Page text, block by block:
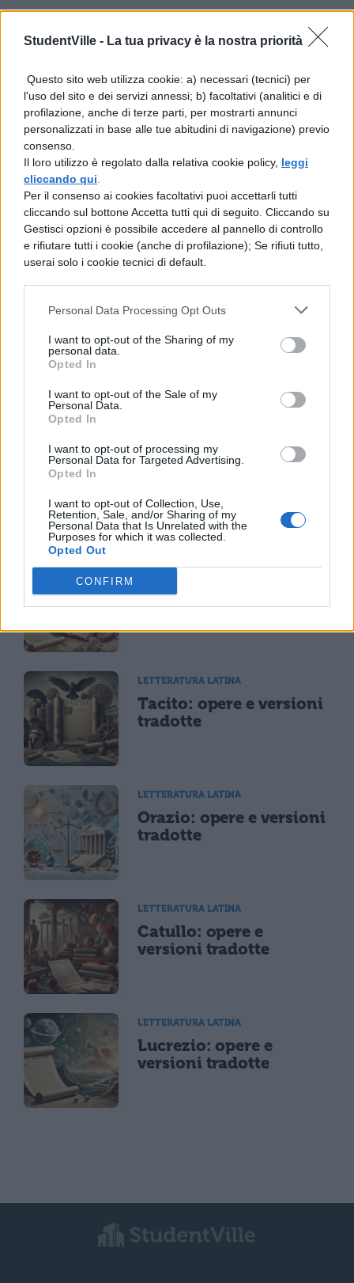
StudentVille - La tua privacy è la nostra priorità
Questo sito web utilizza cookie: a) necessari (tecnici) per
l'uso del sito e dei servizi annessi; b) facoltativi (analitici e di
profilazione, anche di terze parti, per mostrarti annunci
personalizzati in base alle tue abitudini di navigazione) previo
consenso.
Il loro utilizzo è regolato dalla relativa cookie policy, leggi
cliccando qui
Per il consenso ai cookies facoltativi puoi accettarli tutti
cliccando sul bottone Accetta tutti qui di seguito. Cliccando su
Gestisci opzioni è possibile accedere al pannello di controllo
e rifiutare tutti i cookie (anche di profilazione); Se rifiuti tutto,
userai solo i cookie tecnici di default.
Personal Data Processing Opt Outs
I want to opt-out of the Sharing of my
personal data.
Opted In
I want to opt-out of the Sale of my
Personal Data.
Opted In
I want to opt-out of processing my
Personal Data for Targeted Advertising.
Opted In
I want to opt-out of Collection, Use,
Retention, Sale, and/or Sharing of my
Personal Data that Is Unrelated with the
Purposes for which it was collected.
Opted Out
CONFIRM
mostro dell'occhio e uscì incolume dalla
triste grotta con i compagni superstiti
TI POTREBBE INTERESSARE
LETTERATURA LATINA
La Commedia di Plauto
LETTERATURA LATINA
LETTERATURA LATINA
LETTERATURA LATINA
Tibullo: opere e
versioni tradotte
LETTERATURA LATINA
Tacito: opere e versioni
tradotte
LETTERATURA LATINA
Orazio: opere e versioni
tradotte
LETTERATURA LATINA
Catullo: opere e
versioni tradotte
LETTERATURA LATINA
Lucrezio: opere e
versioni tradotte